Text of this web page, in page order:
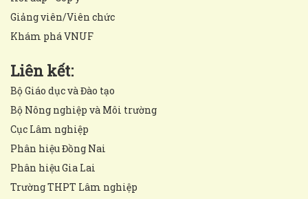
Giảng viên/Viên chức
Khám phá VNUF
Liên kết:
Bộ Giáo dục và Đào tạo
Bộ Nông nghiệp và Môi trường
Cục Lâm nghiệp
Phân hiệu Đồng Nai
Phân hiệu Gia Lai
Trường THPT Lâm nghiệp